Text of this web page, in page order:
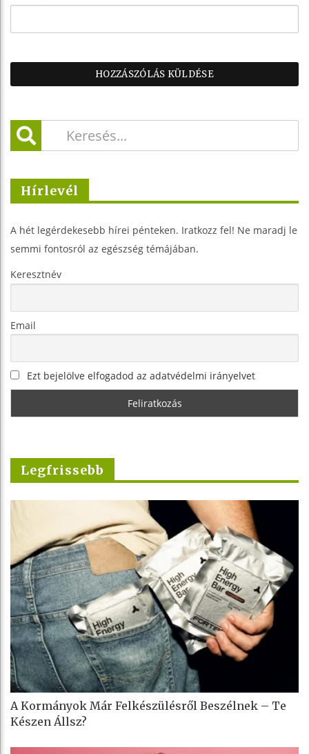
Hírlevél
A hét legérdekesebb hírei pénteken. Iratkozz fel! Ne maradj le
semmi fontosról az egészség témájában.
Keresztnév
Email
Ezt bejelölve elfogadod az adatvédelmi irányelvet
Legfrissebb
A Kormányok Már Felkészülésről Beszélnek – Te
Készen Állsz?